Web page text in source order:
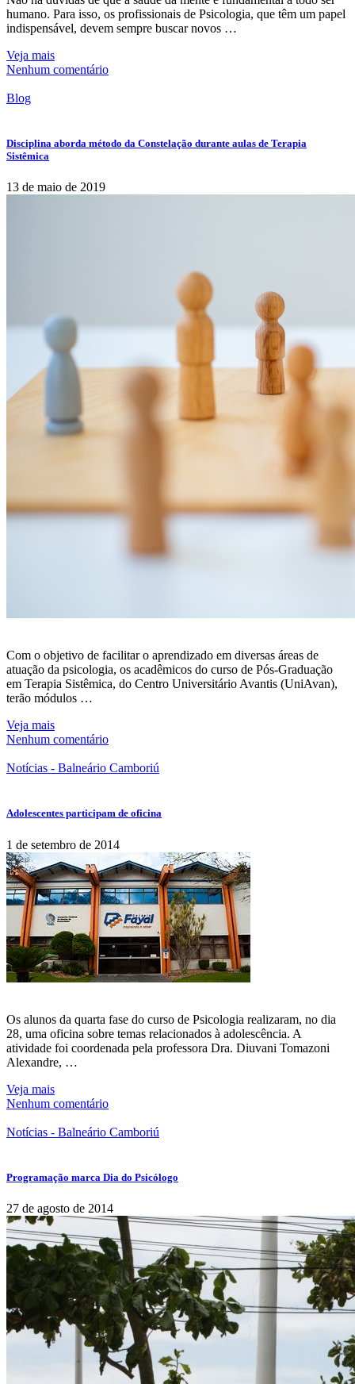
humano. Para isso, os profissionais de Psicologia, que têm um papel
indispensável, devem sempre buscar novos …
Veja mais
Nenhum comentário
Blog
Disciplina aborda método da Constelação durante aulas de Terapia
Sistêmica
13 de maio de 2019
Com o objetivo de facilitar o aprendizado em diversas áreas de
atuação da psicologia, os acadêmicos do curso de Pós-Graduação
em Terapia Sistêmica, do Centro Universitário Avantis (UniAvan),
terão módulos …
Veja mais
Nenhum comentário
Notícias - Balneário Camboriú
Adolescentes participam de oficina
1 de setembro de 2014
Os alunos da quarta fase do curso de Psicologia realizaram, no dia
28, uma oficina sobre temas relacionados à adolescência. A
atividade foi coordenada pela professora Dra. Diuvani Tomazoni
Alexandre, …
Veja mais
Nenhum comentário
Notícias - Balneário Camboriú
Programação marca Dia do Psicólogo
27 de agosto de 2014